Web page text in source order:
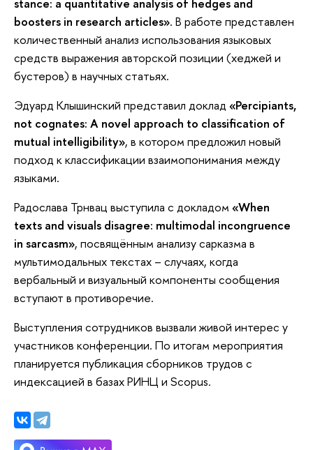
boosters in research articles». В работе представлен
количественный анализ использования языковых
средств выражения авторской позиции (хеджей и
бустеров) в научных статьях.
Эдуард Клышинский представил доклад «Percipiants,
not cognates: A novel approach to classification of
mutual intelligibility», в котором предложил новый
подход к классификации взаимопонимания между
языками.
Радослава Трнвац выступила с докладом «When
texts and visuals disagree: multimodal incongruence
in sarcasm», посвящённым анализу сарказма в
мультимодальных текстах – случаях, когда
вербальный и визуальный компоненты сообщения
вступают в противоречие.
Выступления сотрудников вызвали живой интерес у
участников конференции. По итогам мероприятия
планируется публикация сборников трудов с
индексацией в базах РИНЦ и Scopus.